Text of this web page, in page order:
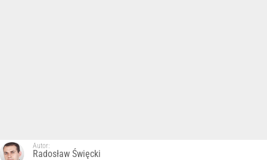
Autor:
Radosław Święcki